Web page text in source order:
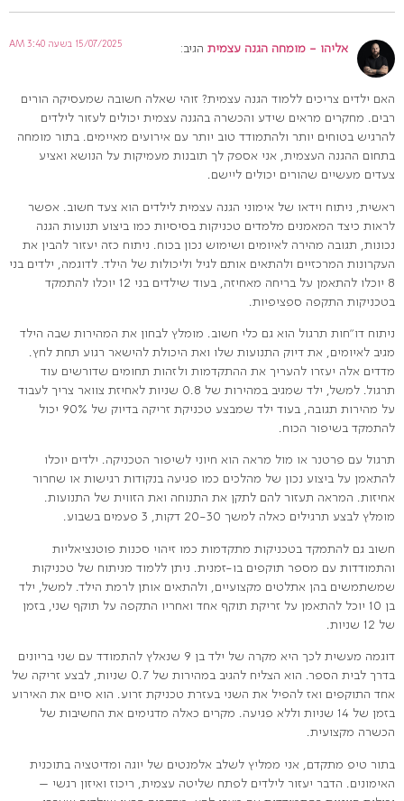
אליהו - מומחה הגנה עצמית הגיב: 15/07/2025 בשעה 3:40 AM
האם ילדים צריכים ללמוד הגנה עצמית? זוהי שאלה חשובה שמעסיקה הורים
רבים. מחקרים מראים שידע והכשרה בהגנה עצמית יכולים לעזור לילדים
להרגיש בטוחים יותר ולהתמודד טוב יותר עם אירועים מאיימים. בתור מומחה
בתחום ההגנה העצמית, אני אספק לך תובנות מעמיקות על הנושא ואציע
צעדים מעשיים שהורים יכולים ליישם.
ראשית, ניתוח וידאו של אימוני הגנה עצמית לילדים הוא צעד חשוב. אפשר
לראות כיצד המאמנים מלמדים טכניקות בסיסיות כמו ביצוע תנועות הגנה
נכונות, תגובה מהירה לאיומים ושימוש נכון בכוח. ניתוח כזה יעזור להבין את
העקרונות המרכזיים ולהתאים אותם לגיל וליכולות של הילד. לדוגמה, ילדים בני
8 יוכלו להתאמן על בריחה מאחיזה, בעוד שילדים בני 12 יוכלו להתמקד
בטכניקות התקפה ספציפיות.
ניתוח דו"חות תרגול הוא גם כלי חשוב. מומלץ לבחון את המהירות שבה הילד
מגיב לאיומים, את דיוק התנועות שלו ואת היכולת להישאר רגוע תחת לחץ.
מדדים אלה יעזרו להעריך את ההתקדמות ולזהות תחומים שדורשים עוד
תרגול. למשל, ילד שמגיב במהירות של 0.8 שניות לאחיזת צוואר צריך לעבוד
על מהירות תגובה, בעוד ילד שמבצע טכניקת זריקה בדיוק של 90% יכול
להתמקד בשיפור הכוח.
תרגול עם פרטנר או מול מראה הוא חיוני לשיפור הטכניקה. ילדים יוכלו
להתאמן על ביצוע נכון של מהלכים כמו פגיעה בנקודות רגישות או שחרור
אחיזות. המראה תעזור להם לתקן את התנוחה ואת הזווית של התנועות.
מומלץ לבצע תרגילים כאלה למשך 20-30 דקות, 3 פעמים בשבוע.
חשוב גם להתמקד בטכניקות מתקדמות כמו זיהוי סכנות פוטנציאליות
והתמודדות עם מספר תוקפים בו-זמנית. ניתן ללמוד מניתוח של טכניקות
שמשתמשים בהן אתלטים מקצועיים, ולהתאים אותן לרמת הילד. למשל, ילד
בן 10 יוכל להתאמן על זריקת תוקף אחד ואחריו התקפה על תוקף שני, בזמן
של 12 שניות.
דוגמה מעשית לכך היא מקרה של ילד בן 9 שנאלץ להתמודד עם שני בריונים
בדרך לבית הספר. הוא הצליח להגיב במהירות של 0.7 שניות, לבצע זריקה של
אחד התוקפים ואז להפיל את השני בעזרת טכניקת זרוע. הוא סיים את האירוע
בזמן של 14 שניות וללא פגיעה. מקרים כאלה מדגימים את החשיבות של
הכשרה מקצועית.
בתור טיפ מתקדם, אני ממליץ לשלב אלמנטים של יוגה ומדיטציה בתוכנית
האימונים. הדבר יעזור לילדים לפתח שליטה עצמית, ריכוז ואיזון רגשי –